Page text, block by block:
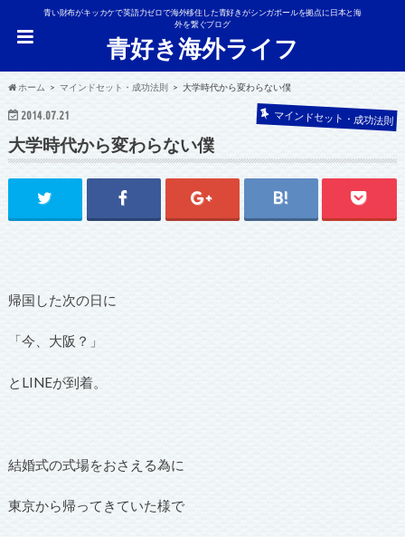
青い財布がキッカケで英語力ゼロで海外移住した青好きがシンガポールを拠点に日本と海
外を繋ぐブログ
青好き海外ライフ
ホーム マインドセット・成功法則 大学時代から変わらない僕
2014.07.21 マインドセット・成功法則
大学時代から変わらない僕
帰国した次の日に
「今、大阪？」
とLINEが到着。
結婚式の式場をおさえる為に
東京から帰ってきていた様で